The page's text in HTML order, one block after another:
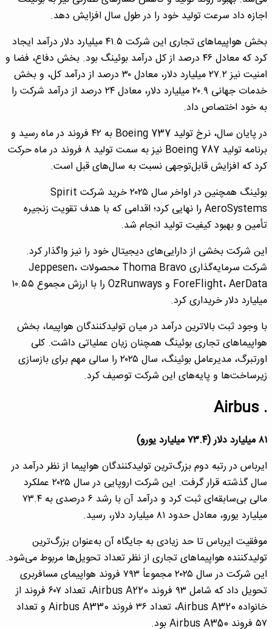
اجازه داد سرعت تولید خود را در طول سال افزایش دهد.
بخش هواپیماهای تجاری این شرکت ۴۱.۵ میلیارد دلار درآمد ایجاد
کرد که معادل ۴۶ درصد از کل درآمد بوئینگ بود. بخش دفاع، فضا و
امنیت نیز ۲۷.۲ میلیارد دلار، معادل ۳۰ درصد از درآمد کل، و بخش
خدمات جهانی ۲۰.۹ میلیارد دلار، معادل ۲۴ درصد از درآمد شرکت را
به خود اختصاص داد.
در پایان سال، نرخ تولید Boeing 737 به ۴۲ فروند در ماه رسید و
برنامه تولید Boeing 787 نیز به سمت تولید ۸ فروند در ماه حرکت
کرد که افزایش قابل‌توجهی نسبت به سال‌های قبل است.
بوئینگ همچنین در اواخر سال ۲۰۲۵ خرید شرکت Spirit
AeroSystems را نهایی کرد؛ اقدامی که با هدف تقویت زنجیره
تأمین و بهبود کیفیت تولید انجام شد.
این شرکت بخشی از دارایی‌های دیجیتال خود را نیز واگذار کرد.
شرکت سرمایه‌گذاری Thoma Bravo محصولات Jeppesen،
ForeFlight، AerData و OzRunways را با ارزش مجموع ۱۰.۵۵
میلیارد دلار خریداری کرد.
با وجود ثبت بالاترین درآمد در میان تولیدکنندگان هواپیما، بخش
هواپیماهای تجاری بوئینگ همچنان زیان عملیاتی داشت. کلی
اورتبرگ، مدیرعامل بوئینگ، سال ۲۰۲۵ را سالی مهم برای بازسازی
زیرساخت‌ها و پایه‌های این شرکت توصیف کرد.
. Airbus
۸۱ میلیارد دلار (۷۳.۴ میلیارد یورو)
ایرباس در رتبه دوم بزرگ‌ترین تولیدکنندگان هواپیما از نظر درآمد در
سال گذشته قرار گرفت. این شرکت اروپایی در سال ۲۰۲۵ عملکرد
مالی بی‌سابقه‌ای ثبت کرد و درآمد آن با رشد ۶ درصدی به ۷۳.۴
میلیارد یورو، معادل حدود ۸۱ میلیارد دلار، رسید.
موفقیت ایرباس تا حد زیادی به جایگاه آن به‌عنوان بزرگ‌ترین
تولیدکننده هواپیماهای تجاری از نظر تعداد تحویل‌ها مربوط می‌شود.
این شرکت در سال ۲۰۲۵ مجموعاً ۷۹۳ فروند هواپیمای مسافربری
تحویل داد که شامل ۹۳ فروند Airbus A220، تعداد ۶۰۷ فروند از
خانواده Airbus A320، تعداد ۳۶ فروند Airbus A330 و تعداد
۵۷ فروند Airbus A350 بود.